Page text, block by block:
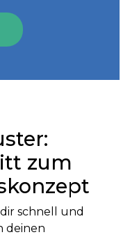
zum
schnell und
deinen